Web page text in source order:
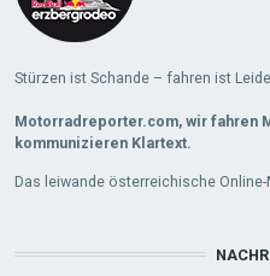
Stürzen ist Schande – fahren ist
Motorradreporter.com, wir fahren
kommunizieren Klartext.
Das leiwande österreichische